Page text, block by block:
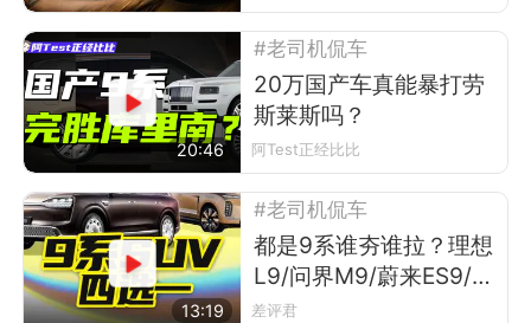
20:46
#老司机侃车
20万国产车真能暴打劳
斯莱斯吗？
阿Test正经比比
13:19
#老司机侃车
都是9系谁夯谁拉？理想
L9/问界M9/蔚来ES9/极
氪9X四车大对比
差评君